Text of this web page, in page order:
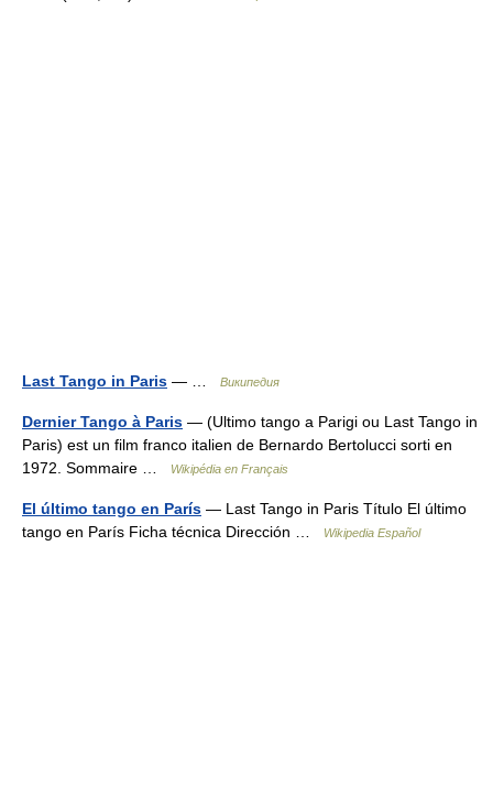
Last Tango in Paris — … Википедия
Dernier Tango à Paris — (Ultimo tango a Parigi ou Last Tango in
Paris) est un film franco italien de Bernardo Bertolucci sorti en
1972. Sommaire …
Wikipédia en Français
El último tango en París — Last Tango in Paris Título El último
tango en París Ficha técnica Dirección …
Wikipedia Español